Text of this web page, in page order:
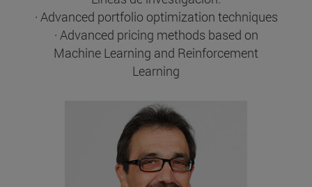
· Advanced portfolio optimization techniques
· Advanced pricing methods based on
Machine Learning and Reinforcement
Learning